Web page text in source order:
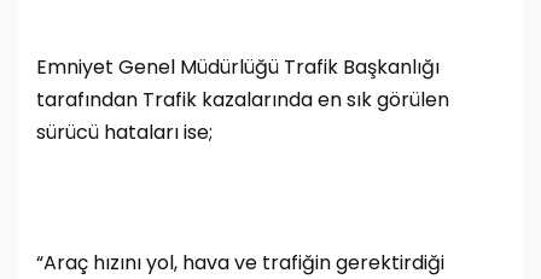
Emniyet Genel Müdürlüğü Trafik Başkanlığı
tarafından Trafik kazalarında en sık görülen
sürücü hataları ise;
“Araç hızını yol, hava ve trafiğin gerektirdiği